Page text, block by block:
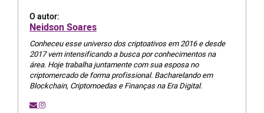
O autor:
Neidson Soares
Conheceu esse universo dos criptoativos em 2016 e desde
2017 vem intensificando a busca por conhecimentos na
área. Hoje trabalha juntamente com sua esposa no
criptomercado de forma profissional. Bacharelando em
Blockchain, Criptomoedas e Finanças na Era Digital.